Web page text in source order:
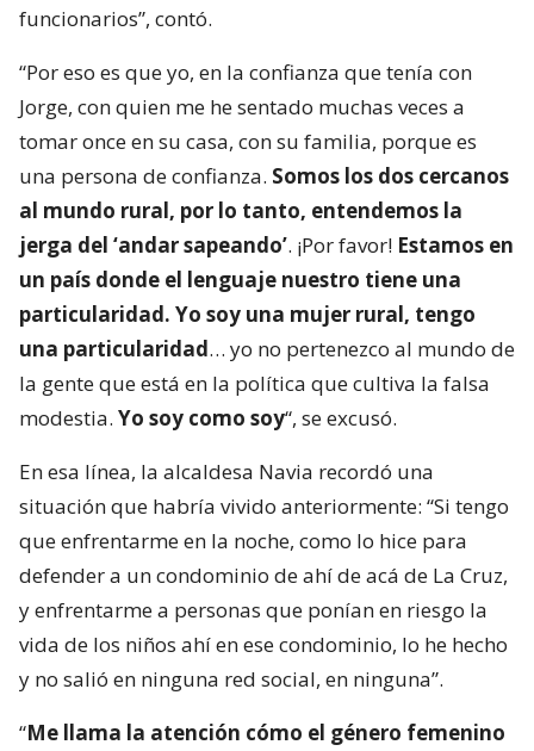
funcionarios”, contó.
“Por eso es que yo, en la confianza que tenía con
Jorge, con quien me he sentado muchas veces a
tomar once en su casa, con su familia, porque es
una persona de confianza. Somos los dos cercanos
al mundo rural, por lo tanto, entendemos la
jerga del ‘andar sapeando’. ¡Por favor! Estamos en
un país donde el lenguaje nuestro tiene una
particularidad. Yo soy una mujer rural, tengo
una particularidad… yo no pertenezco al mundo de
la gente que está en la política que cultiva la falsa
modestia. Yo soy como soy“, se excusó.
En esa línea, la alcaldesa Navia recordó una
situación que habría vivido anteriormente: “Si tengo
que enfrentarme en la noche, como lo hice para
defender a un condominio de ahí de acá de La Cruz,
y enfrentarme a personas que ponían en riesgo la
vida de los niños ahí en ese condominio, lo he hecho
y no salió en ninguna red social, en ninguna”.
“Me llama la atención cómo el género femenino